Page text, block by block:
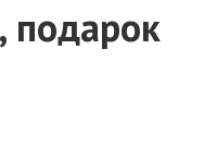
подарок